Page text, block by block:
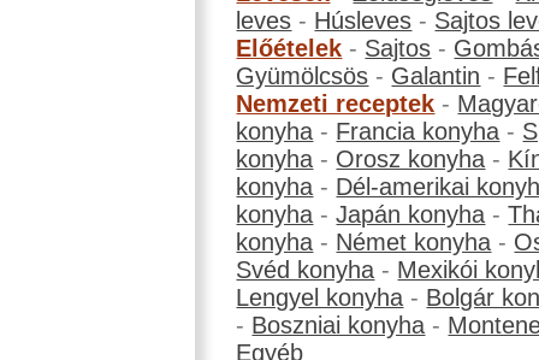
leves - Húsleves - Sajtos
Előételek - Sajtos -
Gyümölcsös - Galantin -
Nemzeti receptek -
konyha - Francia konyha -
konyha - Orosz konyha -
konyha - Dél-amerikai
konyha -Japán konyha -
konyha - Német konyha -
Svéd konyha - Mexikói
Lengyel konyha - Bolgár
- Boszniai konyha -
Egyéb